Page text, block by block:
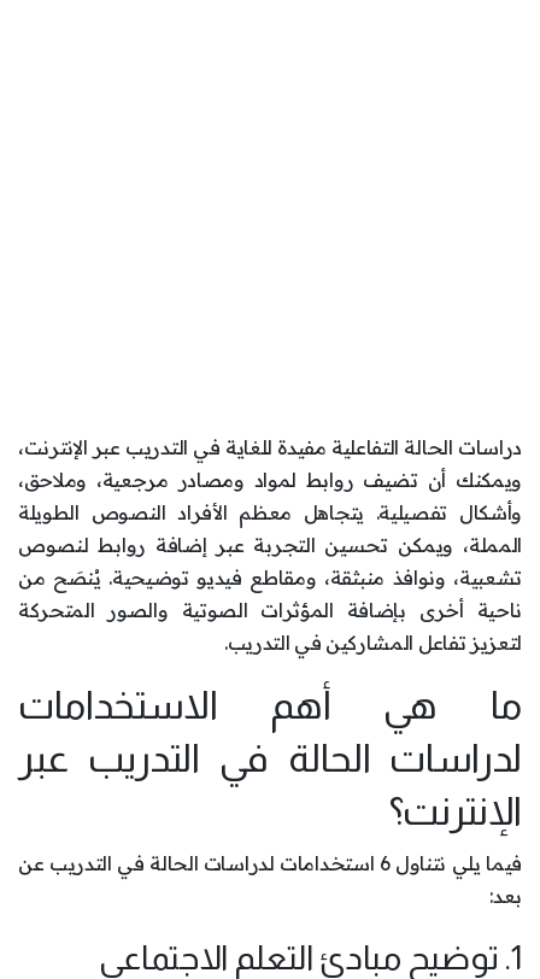
دراسات الحالة التفاعلية مفيدة للغاية في التدريب عبر الإنترنت،
ويمكنك أن تضيف روابط لمواد ومصادر مرجعية، وملاحق،
وأشكال تفصيلية. يتجاهل معظم الأفراد النصوص الطويلة
المملة، ويمكن تحسين التجربة عبر إضافة روابط لنصوص
تشعبية، ونوافذ منبثقة، ومقاطع فيديو توضيحية. يُنصَح من
ناحية أخرى بإضافة المؤثرات الصوتية والصور المتحركة
لتعزيز تفاعل المشاركين في التدريب.
ما هي أهم الاستخدامات
لدراسات الحالة في التدريب عبر
الإنترنت؟
فيما يلي نتناول 6 استخدامات لدراسات الحالة في التدريب عن
بعد:
1. توضيح مبادئ التعلم الاجتماعي